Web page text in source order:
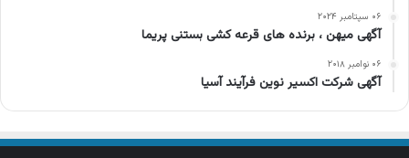
۰۶ سپتامبر ۲۰۲۴
آگهی میهن ، برنده های قرعه کشی بستنی پریما
۰۶ نوامبر ۲۰۱۸
آگهی شرکت اکسیر نوین فرآیند آسیا